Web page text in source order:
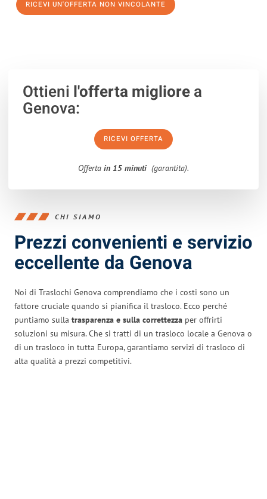
RICEVI UN'OFFERTA NON VINCOLANTE
Ottieni l'offerta migliorea
Genova:
RICEVI OFFERTA
Offerta in 15 minuti (garantita).
CHI SIAMO
Prezzi convenienti e servizio
eccellente da Genova
Noi di Traslochi Genova comprendiamo che i costi sono un
fattore cruciale quando si pianifica il trasloco. Ecco perché
puntiamo sulla trasparenza e sulla correttezza per offrirti
soluzioni su misura. Che si tratti di un trasloco locale a Genova o
di un trasloco in tutta Europa, garantiamo servizi di trasloco di
alta qualità a prezzi competitivi.